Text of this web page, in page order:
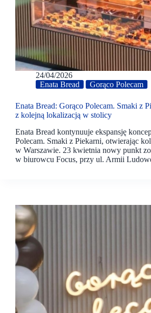
24/04/2026
Enata Bread
Gorąco Polecam
Enata Bread: Gorąco Polecam. Smaki z
z kolejną lokalizacją w stolicy
Enata Bread kontynuuje ekspansję
Polecam. Smaki z Piekarni, otwierając
w Warszawie. 23 kwietnia nowy punkt
w biurowcu Focus, przy ul. Armii